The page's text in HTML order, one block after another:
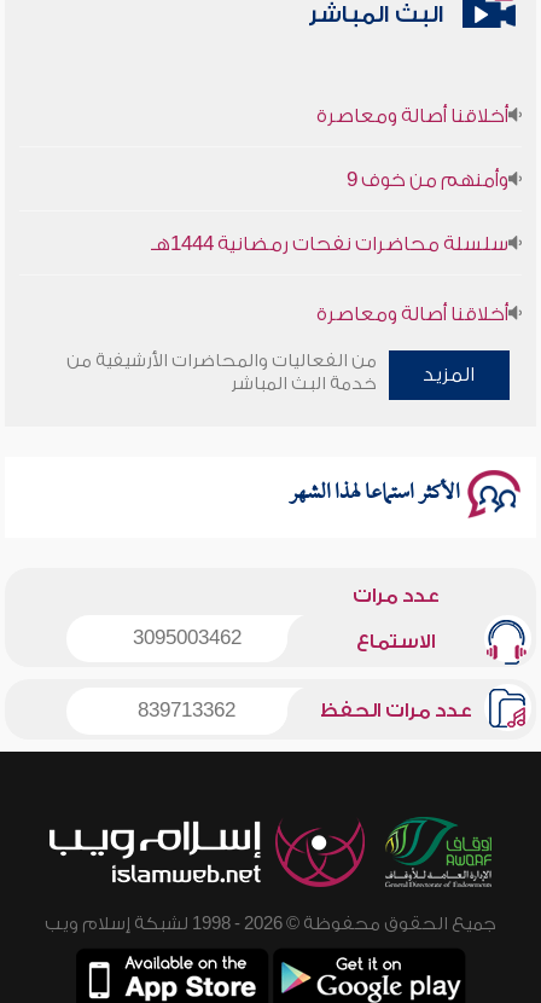
البث المباشر
أخلاقنا أصالة ومعاصرة
وأمنهم من خوف 9
سلسلة محاضرات نفحات رمضانية 1444هـ
أخلاقنا أصالة ومعاصرة
وأمنهم من خوف 9
المزيد
من الفعاليات والمحاضرات الأرشيفية من
خدمة البث المباشر
الأكثر استماعا لهذا الشهر
عدد مرات
الاستماع 3095003462
عدد مرات الحفظ 839713362
جميع الحقوق محفوظة © 2026 - 1998 لشبكة إسلام ويب